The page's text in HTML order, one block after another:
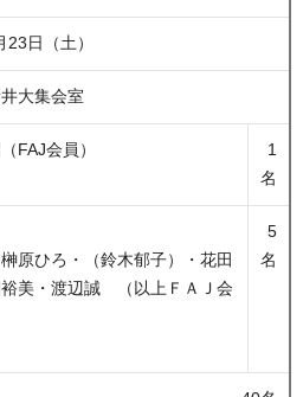
日（土）
大集会室
FAJ会員）
1
名
原ひろ・（鈴木郁子）・花田
美・渡辺誠 （以上ＦＡＪ会
5
名